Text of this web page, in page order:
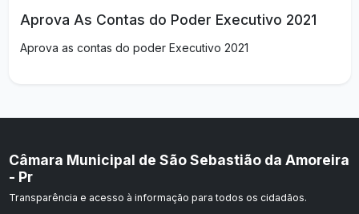
Aprova As Contas do Poder Executivo 2021
Aprova as contas do poder Executivo 2021
Câmara Municipal de São Sebastião da Amoreira
- Pr
Transparência e acesso à informação para todos os cidadãos.